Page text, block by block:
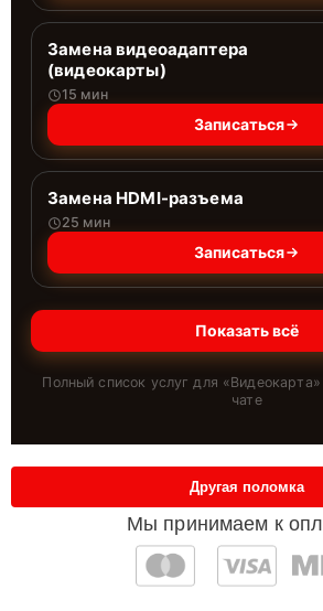
Замена видеоадаптера
(видеокарты)
15 мин
Записаться
Замена HDMI-разъема
25 мин
Записаться
Показать всё
Полный список услуг для «Видеокарта
чате
Мы принимаем к
Другая поломка